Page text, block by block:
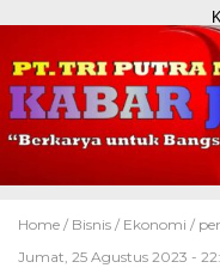
Home / Bisnis / Ekonomi /
Jumat, 25 Agustus 2023 -